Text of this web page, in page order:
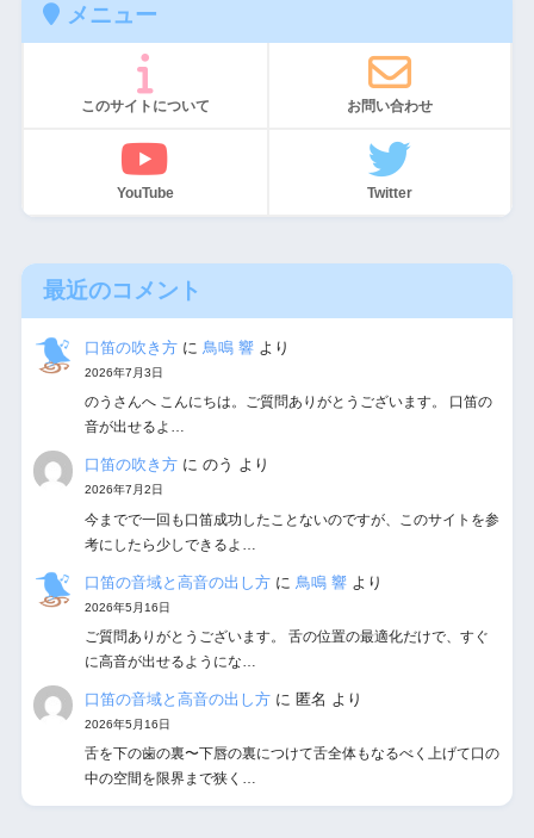
メニュー
このサイトについて お問い合わせ
YouTube Twitter
最近のコメント
口笛の吹き方 に鳥鳴 響 より
2026年7月3日
のうさんへ こんにちは。ご質問ありがとうございます。 口笛の
音が出せるよ…
口笛の吹き方 にのう より
2026年7月2日
今までで一回も口笛成功したことないのですが、このサイトを参
考にしたら少しできるよ…
口笛の音域と高音の出し方 に 鳥鳴 響 より
2026年5月16日
ご質問ありがとうございます。 舌の位置の最適化だけで、すぐ
に高音が出せるようにな…
口笛の音域と高音の出し方 に 匿名 より
2026年5月16日
舌を下の歯の裏〜下唇の裏につけて舌全体もなるべく上げて口の
中の空間を限界まで狭く…